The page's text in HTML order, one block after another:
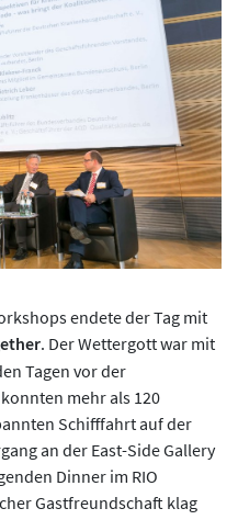
endete der Tag mit
. Der Wettergott war mit
Tagen vor der
mehr als 120
Schifffahrt auf der
an der East-Side Gallery
Dinner im RIO
Gastfreundschaft klag